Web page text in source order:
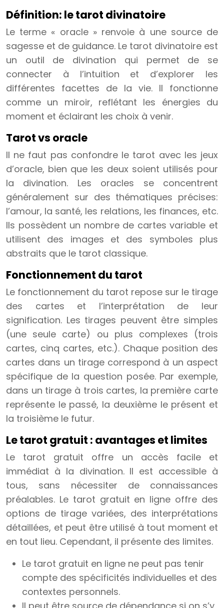
Définition: le tarot divinatoire
Le terme « oracle » renvoie à une source de
sagesse et de guidance. Le tarot divinatoire est
un outil de divination qui permet de se
connecter à l’intuition et d’explorer les
différentes facettes de la vie. Il fonctionne
comme un miroir, reflétant les énergies du
moment et éclairant les choix à venir.
Tarot vs oracle
Il ne faut pas confondre le tarot avec les jeux
d’oracle, bien que les deux soient utilisés pour
la divination. Les oracles se concentrent
généralement sur des thématiques précises:
l’amour, la santé, les relations, les finances, etc.
Ils possèdent un nombre de cartes variable et
utilisent des images et des symboles plus
abstraits que le tarot classique.
Fonctionnement du tarot
Le fonctionnement du tarot repose sur le tirage
des cartes et l’interprétation de leur
signification. Les tirages peuvent être simples
(une seule carte) ou plus complexes (trois
cartes, cinq cartes, etc.). Chaque position des
cartes dans un tirage correspond à un aspect
spécifique de la question posée. Par exemple,
dans un tirage à trois cartes, la première carte
représente le passé, la deuxième le présent et
la troisième le futur.
Le tarot gratuit : avantages et limites
Le tarot gratuit offre un accès facile et
immédiat à la divination. Il est accessible à
tous, sans nécessiter de connaissances
préalables. Le tarot gratuit en ligne offre des
options de tirage variées, des interprétations
détaillées, et peut être utilisé à tout moment et
en tout lieu. Cependant, il présente des limites.
Le tarot gratuit en ligne ne peut pas tenir
compte des spécificités individuelles et des
contextes personnels.